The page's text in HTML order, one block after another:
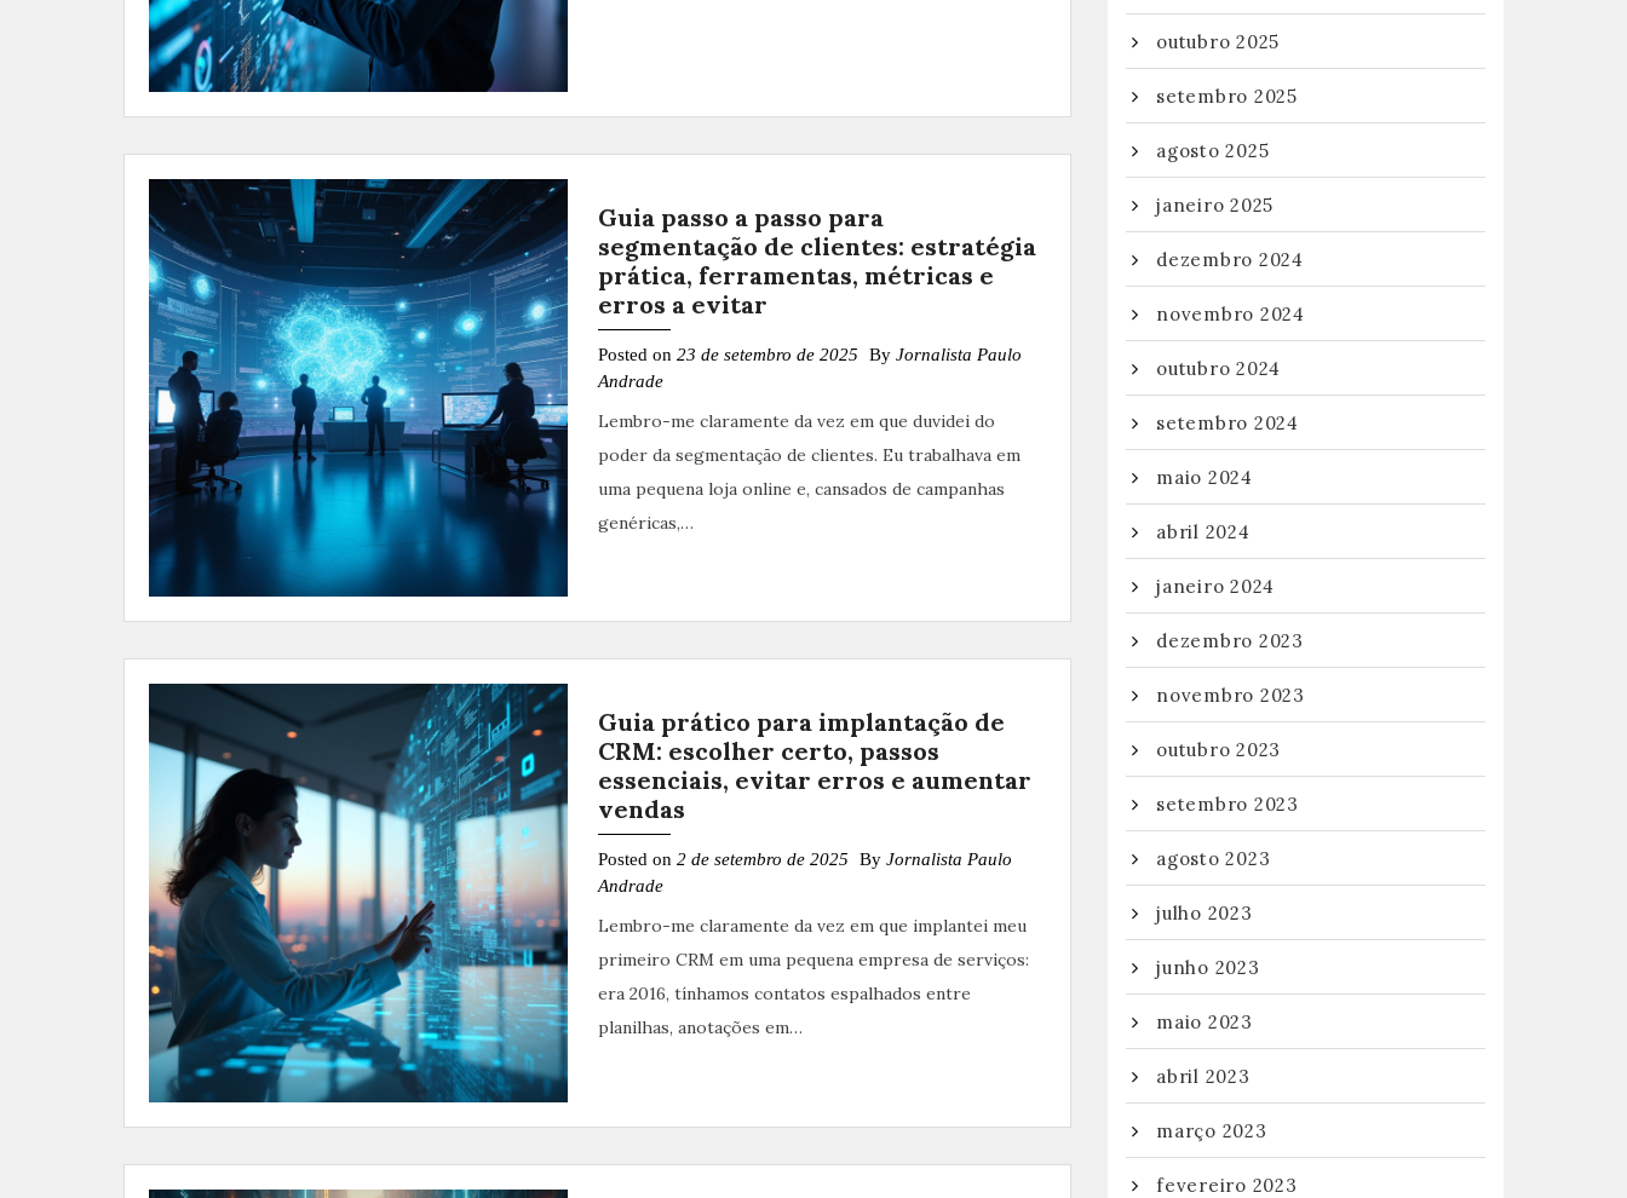
Guia passo a passo para
segmentação de clientes: estratégia
prática, ferramentas, métricas e
erros a evitar
Posted on 23 de setembro de 2025 By Jornalista Paulo
Andrade
Lembro-me claramente da vez em que duvidei do
poder da segmentação de clientes. Eu trabalhava em
uma pequena loja online e, cansados de campanhas
genéricas,…
Guia prático para implantação de
CRM: escolher certo, passos
essenciais, evitar erros e aumentar
vendas
Posted on 2 de setembro de 2025 By Jornalista Paulo
Andrade
Lembro-me claramente da vez em que implantei meu
primeiro CRM em uma pequena empresa de serviços:
era 2016, tínhamos contatos espalhados entre
planilhas, anotações em…
outubro 2025
setembro 2025
agosto 2025
janeiro 2025
dezembro 2024
novembro 2024
outubro 2024
setembro 2024
maio 2024
abril 2024
janeiro 2024
dezembro 2023
novembro 2023
outubro 2023
setembro 2023
agosto 2023
julho 2023
junho 2023
maio 2023
abril 2023
março 2023
fevereiro 2023